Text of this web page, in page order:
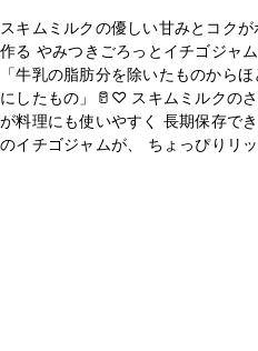
スキムミルクの優しい甘みとコク
作る やみつきごろっとイチゴジャ
「牛乳の脂肪分を除いたものから
にしたもの」🥛♡ スキムミルクの
が料理にも使いやすく 長期保存で
のイチゴジャムが、 ちょっぴりリ